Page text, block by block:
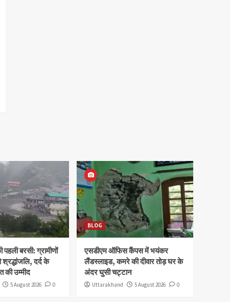
बरसी: ग्रामीणों
श्रद्धांजलि, दर्द के
उम्मीद
5 August 2026 0
BLOG
एसडीएम ऑफिस कैंपस में भयंकर
लैंडस्लाइड, कमरे की दीवार तोड़ घर के
अंदर घुसी चट्टान
Uttarakhand 5 August 2026 0